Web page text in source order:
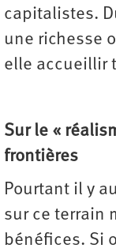
capitalistes.
une richesse
elle accueillir
Sur le «
frontières
Pourtant il y
sur ce terrain
bénéfices. Si